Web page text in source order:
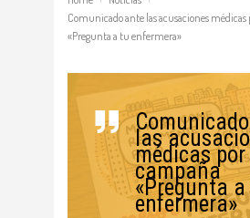
Comunicado ante las acusaciones médicas
«Pregunta a tu enfermera»
las
médicas
campaña
«Pregunta
enfermera»